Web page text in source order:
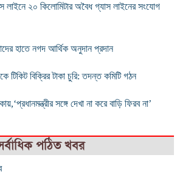
লাইনে ২০ কিলোমিটার অবৈধ গ্যাস লাইনের সংযোগ
হাতে নগদ আর্থিক অনুদান প্রদান
টিকিট বিক্রির টাকা চুরি: তদন্ত কমিটি গঠন
সঙ্গে দেখা না করে বাড়ি ফিরব না’
পঠিত খবর